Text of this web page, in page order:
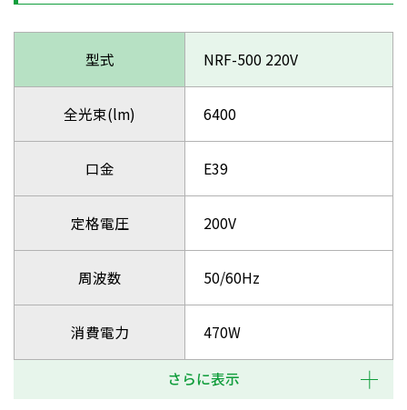
型式 NRF-500 220V
全光束(lm) 6400
口金 E39
定格電圧 200V
周波数 50/60Hz
消費電力 470W
さらに表示